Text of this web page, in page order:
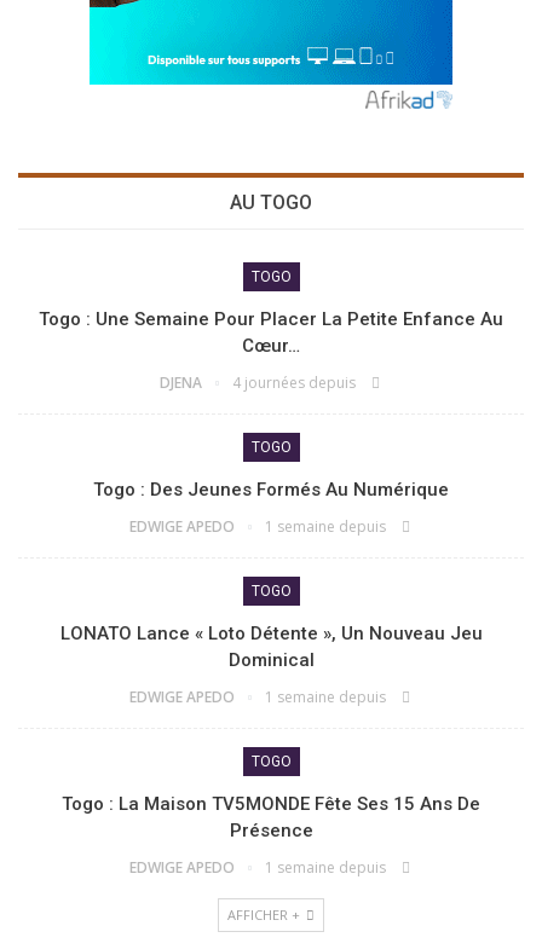
AU TOGO
TOGO
Togo : Une Semaine Pour Placer La Petite Enfance Au
Cœur…
DJENA 4 journées depuis
TOGO
Togo : Des Jeunes Formés Au Numérique
EDWIGE APEDO 1 semaine depuis
TOGO
LONATO Lance « Loto Détente », Un Nouveau Jeu
Dominical
EDWIGE APEDO 1 semaine depuis
TOGO
Togo : La Maison TV5MONDE Fête Ses 15 Ans De
Présence
EDWIGE APEDO 1 semaine depuis
AFFICHER +